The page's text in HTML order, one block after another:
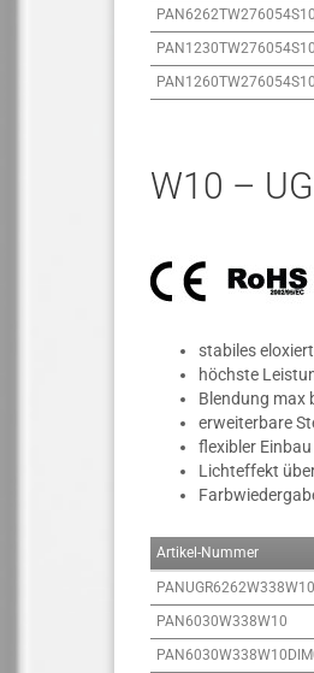
W10 –
stabiles
höchste
Blendung max
erweiterbare
flexibler
Lichteffekt
Artikel-Nummer
PANUGR6262W338W10
PAN6030W338W10